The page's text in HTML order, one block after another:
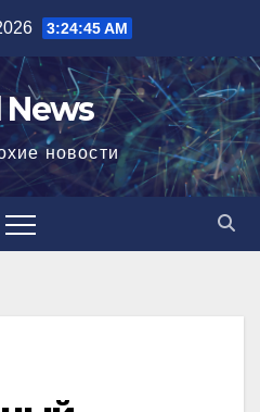
3:24:46 AM
News
новости